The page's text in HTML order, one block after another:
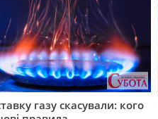
газу скасували: кого